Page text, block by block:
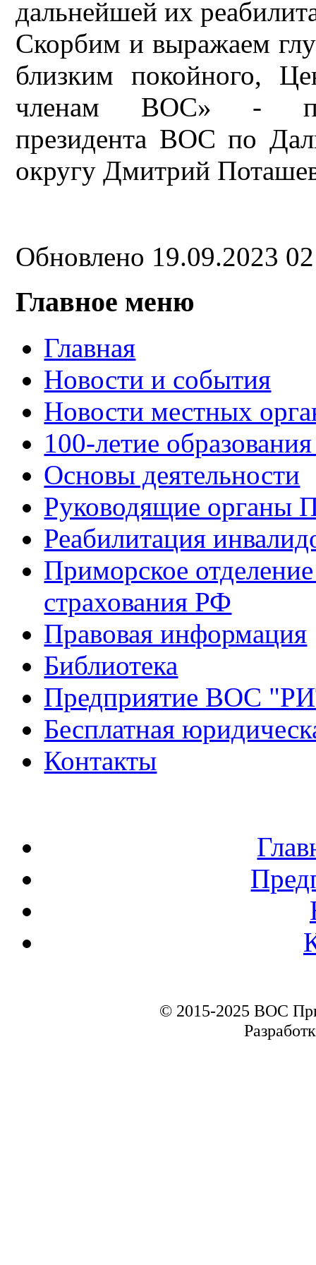
дальнейшей их
Скорбим и выражаем
близким покойного,
членам ВОС» -
президента ВОС по
округу Дмитрий
Обновлено 19.09.2023
Главное меню
Главная
Новости и события
Новости местных
100-летие
Основы деятельности
Руководящие органы
Реабилитация
Приморское
страхования РФ
Правовая информация
Библиотека
Предприятие ВОС
Бесплатная
Контакты
© 2015-2025 ВОС